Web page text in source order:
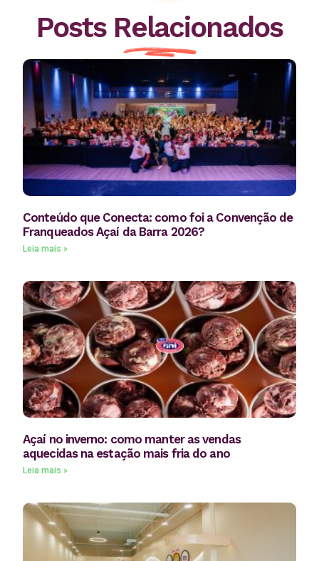
Posts Relacionados
Conteúdo que Conecta: como foi a Convenção de
Franqueados Açaí da Barra 2026?
Leia mais »
Açaí no inverno: como manter as vendas
aquecidas na estação mais fria do ano
Leia mais »